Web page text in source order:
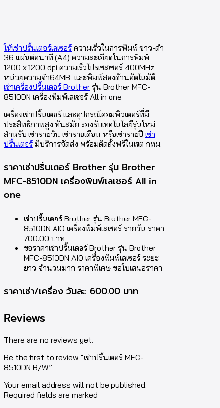
ให้เช่าปริ้นเตอร์เลเซอร์ ความเร็วในการพิมพ์ ขาว-ดำ
36 แผ่นต่อนาที (A4) ความละเอียดในการพิมพ์
1200 x 1200 dpi ความเร็วโปรเซสเซอร์ 400MHz
หน่วยความจำ64MB และพิมพ์สองด้านอัตโนมัติ.
เช่าเครื่องปริ้นเตอร์ Brother รุ่น Brother MFC-
8510DN เครื่องพิมพ์เลเซอร์ All in one
เครื่องเช่าปริ้นเตอร์ และอุปกรณ์คอมพิวเตอร์ที่มี
ประสิทธิภาพสูง ทันสมัย รองรับเทคโนโลยีรุ่นใหม่
สำหรับ เช่ารายวัน เช่ารายเดือน หรือเช่ารายปี เช่า
ปริ้นเตอร์ มีบริการจัดส่ง พร้อมติดตั้งฟรีในเขต กทม.
ราคาเช่าปริ้นเตอร์ Brother รุ่น Brother
MFC-8510DN เครื่องพิมพ์เลเซอร์ All in
one
เช่าปริ้นเตอร์ Brother รุ่น Brother MFC-
8510DN AIO เครื่องพิมพ์เลเซอร์ รายวัน ราคา
700.00 บาท
ขอราคาเช่าปริ้นเตอร์ Brother รุ่น Brother
MFC-8510DN AIO เครื่องพิมพ์เลเซอร์ ระยะ
ยาว จำนวนมาก ราคาพิเศษ ขอใบเสนอราคา
ราคาเช่า/เครื่อง วันละ: 600.00 บาท
Reviews
There are no reviews yet.
Be the first to review “เช่าปริ้นเตอร์ MFC-
8510DN B/W”
Your email address will not be published.
Required fields are marked